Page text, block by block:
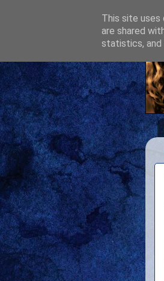
This site uses
are shared
statistics, and